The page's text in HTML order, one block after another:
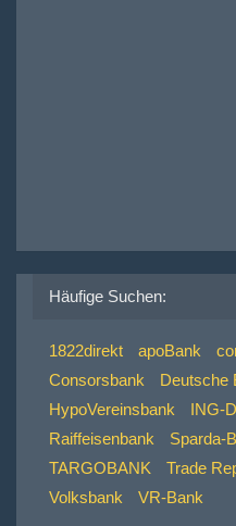
Häufige Suchen:
1822direkt apoBank
Consorsbank
Deutsche
HypoVereinsbank
ING-
Raiffeisenbank
Sparda-
TARGOBANK
Trade
Volksbank
VR-Bank